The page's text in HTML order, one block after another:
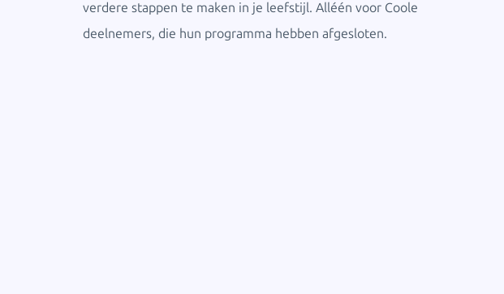
verdere stappen te maken in je leefstijl. Alléén voor Coole
deelnemers, die hun programma hebben afgesloten.